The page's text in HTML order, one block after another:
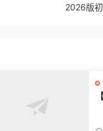
2026版